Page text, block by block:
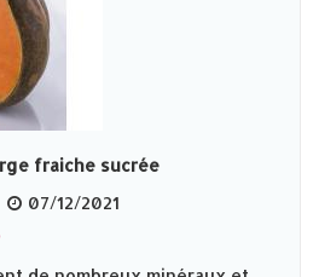
fraiche sucrée
07/12/2021